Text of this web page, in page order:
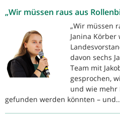
„Wir müssen raus aus
„Wir müssen
Janina Körber
davon sechs
Team mit
gesprochen,
und wie mehr
gefunden werden könnten –